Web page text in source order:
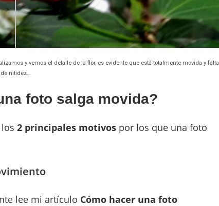
y vemos el detalle de la flor, es evidente que está totalmente movida y falta
de nitidez…
foto salga movida?
2 principales motivos por los que una foto
lee mi artículo Cómo hacer una foto